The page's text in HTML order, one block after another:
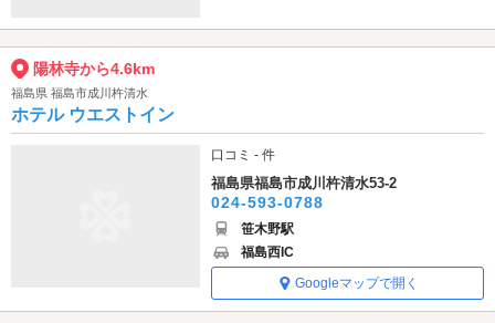
陽林寺から4.6km
福島県 福島市成川杵清水
ホテル ウエストイン
口コミ - 件
福島県福島市成川杵清水53-2
024-593-0788
笹木野駅
福島西IC
Googleマップで開く